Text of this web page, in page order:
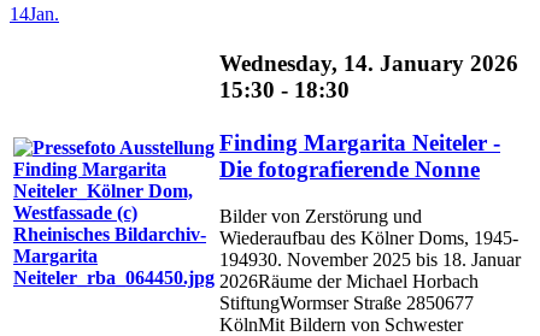
14Jan.
Wednesday, 14. January 2026
15:30 - 18:30
Finding Margarita Neiteler -
Die fotografierende Nonne
Bilder von Zerstörung und
Wiederaufbau des Kölner Doms, 1945-
194930. November 2025 bis 18. Januar
2026Räume der Michael Horbach
StiftungWormser Straße 2850677
KölnMit Bildern von Schwester